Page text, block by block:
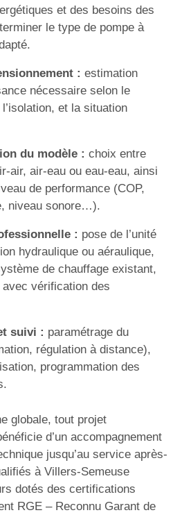
et des besoins des
le type de pompe à
: estimation
nécessaire selon le
et la situation
du modèle : choix entre
air, air-eau ou eau-eau, ainsi
de performance (COP,
niveau sonore…).
: pose de l’unité
hydraulique ou aéraulique,
de chauffage existant,
vérification des
suivi : paramétrage du
régulation à distance),
programmation des
globale, tout projet
d’un accompagnement
jusqu’au service après-
à Villers-Semeuse
dotés des certifications
RGE – Reconnu Garant de